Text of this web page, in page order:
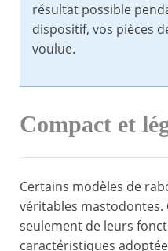
résultat possible
dispositif, vos pièces
voulue.
Compact et
Certains modèles de
véritables mastodontes.
seulement de leurs
caractéristiques